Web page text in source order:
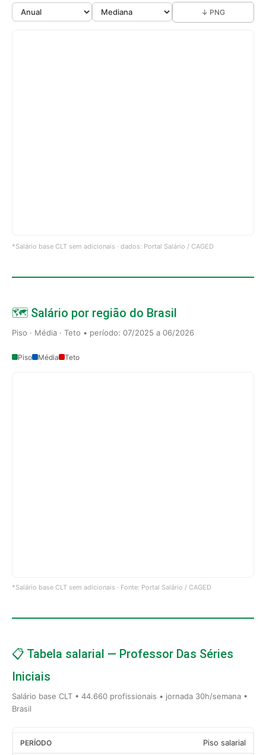
↓ PNG
*Salário base CLT sem adicionais · dados: Portal Salário / CAGED
🗺️ Salário por região do Brasil
Piso · Média · Teto • período: 07/2025 a 06/2026
Piso Média Teto
*Salário base CLT sem adicionais · Fonte: Portal Salário / CAGED
📋 Tabela salarial — Professor Das Séries
Iniciais
Salário base CLT • 44.660 profissionais • jornada 30h/semana •
Brasil
Piso salarial